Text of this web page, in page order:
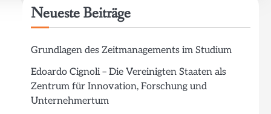
Neueste Beiträge
Grundlagen des Zeitmanagements im Studium
Edoardo Cignoli – Die Vereinigten Staaten als
Zentrum für Innovation, Forschung und
Unternehmertum